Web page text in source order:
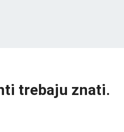
trebaju znati.